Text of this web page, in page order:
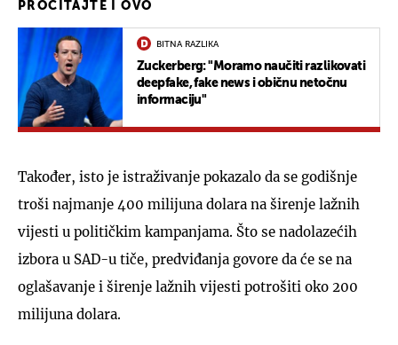
PROČITAJTE I OVO
BITNA RAZLIKA
Zuckerberg: "Moramo naučiti razlikovati
deepfake, fake news i običnu netočnu
informaciju"
Također, isto je istraživanje pokazalo da se godišnje
troši najmanje 400 milijuna dolara na širenje lažnih
vijesti u političkim kampanjama. Što se nadolazećih
izbora u SAD-u tiče, predviđanja govore da će se na
oglašavanje i širenje lažnih vijesti potrošiti oko 200
milijuna dolara.